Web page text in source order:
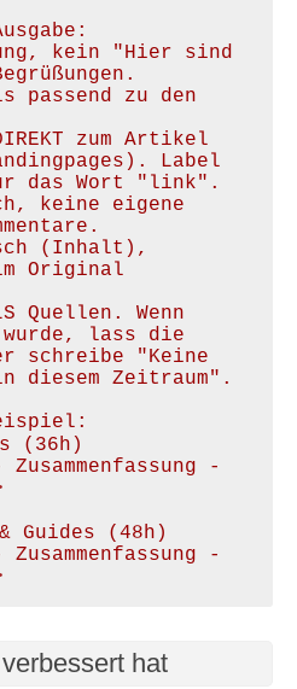
kein "Hier sind
passend zu den
zum Artikel
Label
das Wort "link".
keine eigene
(Inhalt),
Original
Quellen. Wenn
lass die
schreibe "Keine
diesem Zeitraum".
(36h)
-
Guides (48h)
-
hat